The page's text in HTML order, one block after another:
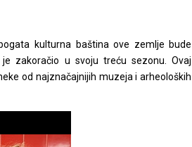
kulturna baština ove zemlje bude
zakoračio u svoju treću sezonu. Ovaj
od najznačajnijih muzeja i arheoloških